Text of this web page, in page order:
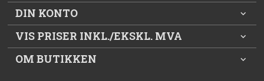
DIN KONTO
VIS PRISER INKL./EKSKL. MVA
OM BUTIKKEN